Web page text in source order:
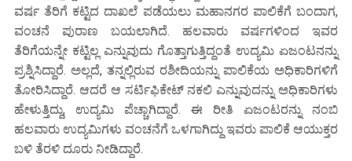
ವರ್ಷ ತೆರಿಗೆ ಕಟ್ಟಿದ ದಾಖಲೆ ಪಡೆಯಲು ಮಹಾನಗರ ಪಾಲಿಕೆಗೆ ಬಂದಾಗ,
ವಂಚನೆ ಪುರಾಣ ಬಯಲಾಗಿದೆ. ಹಲವಾರು ವರ್ಷಗಳಿಂದ ಇವರ
ತೆರಿಗೆಯನ್ನೇ ಕಟ್ಟಿಲ್ಲ ಎನ್ನುವುದು ಗೊತ್ತಾಗುತ್ತಿದ್ದಂತೆ ಉದ್ಯಮಿ ಏಜಂಟನನ್ನು
ಪ್ರಶ್ನಿಸಿದ್ದಾರೆ. ಅಲ್ಲದೆ, ತನ್ನಲ್ಲಿರುವ ರಶೀದಿಯನ್ನು ಪಾಲಿಕೆಯ ಅಧಿಕಾರಿಗಳಿಗೆ
ತೋರಿಸಿದ್ದಾರೆ. ಆದರೆ ಆ ಸರ್ಟಿಫಿಕೇಟ್ ನಕಲಿ ಎನ್ನುವುದನ್ನು ಅಧಿಕಾರಿಗಳು
ಹೇಳುತ್ತಿದ್ದು, ಉದ್ಯಮಿ ಪೆಚ್ಚಾಗಿದ್ದಾರೆ. ಈ ರೀತಿ ಏಜಂಟರನ್ನು ನಂಬಿ
ಹಲವಾರು ಉದ್ಯಮಿಗಳು ವಂಚನೆಗೆ ಒಳಗಾಗಿದ್ದು ಇವರು ಪಾಲಿಕೆ ಆಯುಕ್ತರ
ಬಳಿ ತೆರಳಿ ದೂರು ನೀಡಿದ್ದಾರೆ.